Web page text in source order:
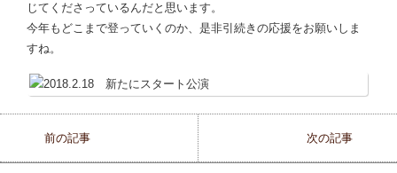
じてくださっているんだと思います。
今年もどこまで登っていくのか、是非引続きの応援をお願いしま
すね。
前の記事 次の記事